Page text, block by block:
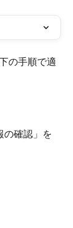
の手順で適
の確認」を